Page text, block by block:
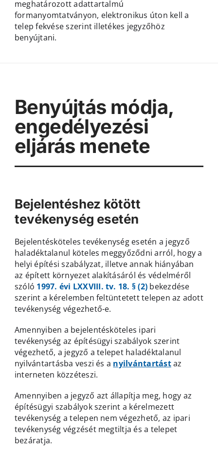
meghatározott adattartalmú
formanyomtatványon, elektronikus úton kell a
telep fekvése szerint illetékes jegyzőhöz
benyújtani.
Benyújtás módja,
engedélyezési
eljárás menete
Bejelentéshez kötött
tevékenység esetén
Bejelentésköteles tevékenység esetén a jegyző
haladéktalanul köteles meggyőződni arról, hogy a
helyi építési szabályzat, illetve annak hiányában
az épített környezet alakításáról és védelméről
szóló 1997. évi LXXVIII. tv. 18. § (2) bekezdése
szerint a kérelemben feltüntetett telepen az adott
tevékenység végezhető-e.
Amennyiben a bejelentésköteles ipari
tevékenység az építésügyi szabályok szerint
végezhető, a jegyző a telepet haladéktalanul
nyilvántartásba veszi és a nyilvántartástaz
interneten közzéteszi.
Amennyiben a jegyző azt állapítja meg, hogy az
építésügyi szabályok szerint a kérelmezett
tevékenység a telepen nem végezhető, az ipari
tevékenység végzését megtiltja és a telepet
bezáratja.